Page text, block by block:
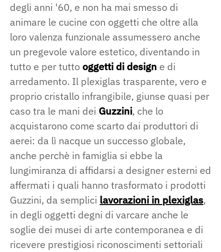
degli anni '60, e non ha mai smesso di
animare le cucine con oggetti che oltre alla
loro valenza funzionale assumessero anche
un pregevole valore estetico, diventando in
tutto e per tuttooggetti di design e di
arredamento. Il plexiglas trasparente, vero e
proprio cristallo infrangibile, giunse quasi per
caso tra le mani dei Guzzini, che lo
acquistarono come scarto dai produttori di
aerei: da lì nacque un successo globale,
anche perchè in famiglia si ebbe la
lungimiranza di affidarsi a designer esterni ed
affermati i quali hanno trasformato i prodotti
Guzzini, da semplici lavorazioni in plexiglas,
in degli oggetti degni di varcare anche le
soglie dei musei di arte contemporanea e di
ricevere prestigiosi riconoscimenti settoriali